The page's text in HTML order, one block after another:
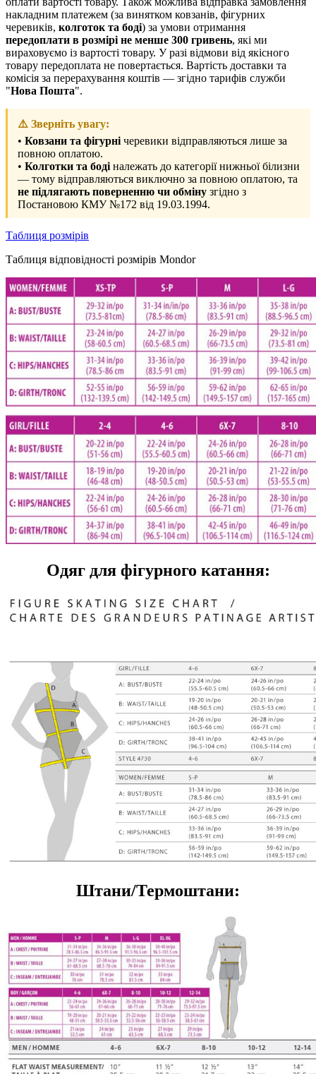
накладним платежем (за винятком ковзанів, фігурних
черевиків, колготок та боді) за умови отримання
передоплати в розмірі не менше 300 гривень, які ми
вираховуємо із вартості товару. У разі відмови від якісного
товару передоплата не повертається. Вартість доставки та
комісія за перерахування коштів — згідно тарифів служби
"Нова Пошта".
⚠️ Зверніть увагу:
• Ковзани та фігурні черевики відправляються лише за
повною оплатою.
• Колготки та боді належать до категорії нижньої білизни
— тому відправляються виключно за повною оплатою, та
не підлягають поверненню чи обміну згідно з
Постановою КМУ №172 від 19.03.1994.
Таблиця розмірів
Таблиця відповідності розмірів Mondor
Одяг для фігурного катання:
Штани/Термоштани: